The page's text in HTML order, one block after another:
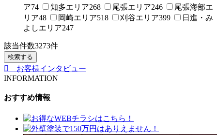
ア74 知多エリア268 尾張エリア246
尾張海部エ
リア48 岡崎エリア518 刈谷エリア399
日進・み
よしエリア247
該当件数3273件
検索する
お客様インタビュー
INFORMATION
おすすめ情報